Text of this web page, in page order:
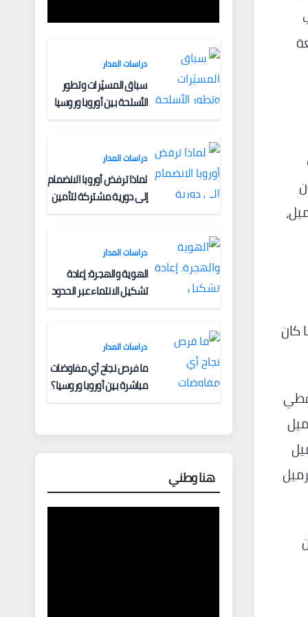
3.775 مليون
والكويت 2.47 مليون برميل،
9 في المائة، بينما كان
الماضي 14.3 مليون برميل
و1.465 مليون برميل
و355 ألف برميل لماليزيا، و176 ألف برميل
الفكرية وآليات
التعبئة دراسات المدار
سباق المسيّرات وتطور
الأسلحة بين أوروبا وروسيا
دراسات المدار
لماذا ترفض أوروبا الانضمام
إلى دورية مشتركة لتأمين
دراسات المدار
الهوية والهجرة: إعادة
تشكيل الانتماء عبر الحدود
دراسات المدار
ما فرص نجاح أي مفاوضات
مباشرة بين أوروبا وروسيا؟
هنا وطني